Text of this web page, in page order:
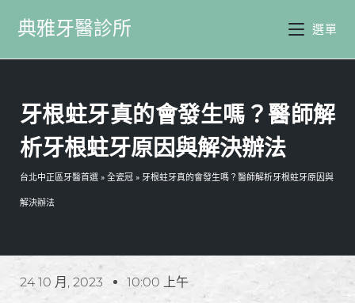
典雅牙醫診所 選單
牙根蛀牙真的會發生嗎？醫師解
析牙根蛀牙原因與解決辦法
台北中正區牙醫首選 » 全瓷冠 » 牙根蛀牙真的會發生嗎？醫師解析牙根蛀牙原因與
解決辦法
24 10 月, 2023 10:00 上午